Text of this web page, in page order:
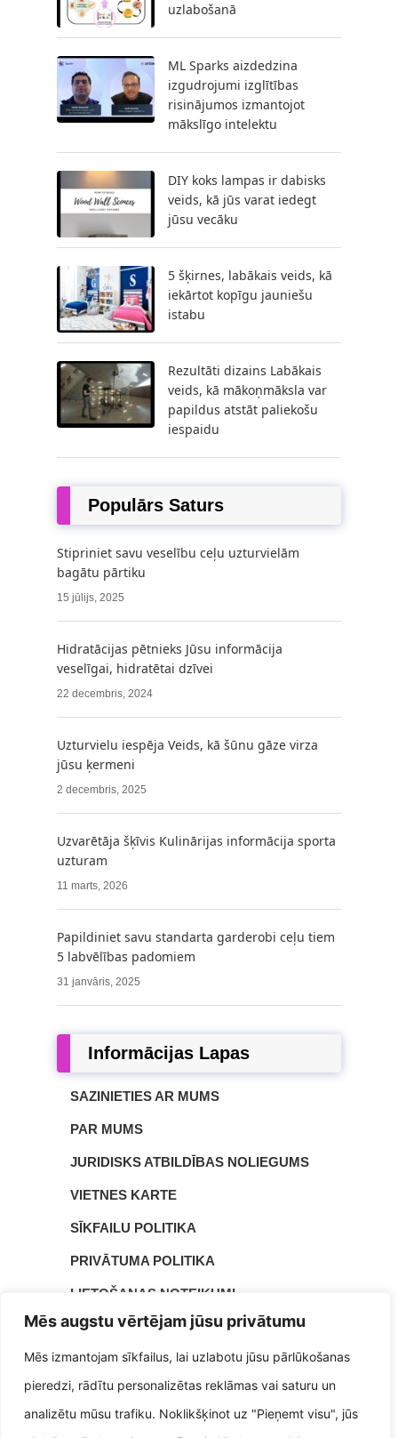
Mēs augstu vērtējam jūsu privātumu
Mēs izmantojam sīkfailus, lai uzlabotu jūsu pārlūkošanas
pieredzi, rādītu personalizētas reklāmas vai saturu un
analizētu mūsu trafiku. Noklikšķinot uz "Pieņemt visu", jūs
uzlabošanā
ML Sparks aizdedzina
izgudrojumi izglītības
risinājumos izmantojot
mākslīgo intelektu
DIY koks lampas ir dabisks
veids, kā jūs varat iedegt
jūsu vecāku
5 šķirnes, labākais veids, kā
iekārtot kopīgu jauniešu
istabu
Rezultāti dizains Labākais
veids, kā mākoņmāksla var
papildus atstāt paliekošu
iespaidu
Populārs Saturs
Stipriniet savu veselību ceļu uzturvielām
bagātu pārtiku
15 jūlijs, 2025
Hidratācijas pētnieks Jūsu informācija
veselīgai, hidratētai dzīvei
22 decembris, 2024
Uzturvielu iespēja Veids, kā šūnu gāze virza
jūsu ķermeni
2 decembris, 2025
Uzvarētāja šķīvis Kulinārijas informācija sporta
uzturam
11 marts, 2026
Papildiniet savu standarta garderobi ceļu tiem
5 labvēlības padomiem
31 janvāris, 2025
Informācijas Lapas
SAZINIETIES AR MUMS
PAR MUMS
JURIDISKS ATBILDĪBAS NOLIEGUMS
VIETNES KARTE
SĪKFAILU POLITIKA
PRIVĀTUMA POLITIKA
LIETOŠANAS NOTEIKUMI
DMCA PAZIŅOJUMS
Vijum.com | © 2026 | Reinis Vanags ir vijum.com dibinātājs
un autors, un viņš ir aizrautīgs rakstnieks, kurš dalās ar
savām idejām un pārdomām par dažādām tēmām. Viņš ir